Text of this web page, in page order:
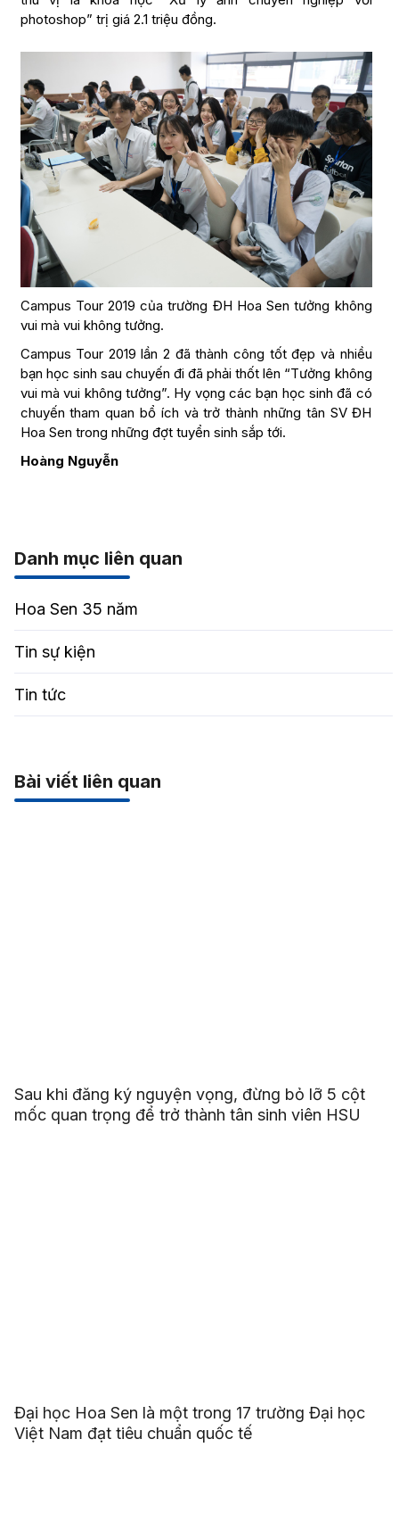
photoshop” trị giá 2.1 triệu đồng.
Campus Tour 2019 của trường ĐH Hoa Sen tưởng không
vui mà vui không tưởng.
Campus Tour 2019 lần 2 đã thành công tốt đẹp và nhiều
bạn học sinh sau chuyến đi đã phải thốt lên “Tưởng không
vui mà vui không tưởng”. Hy vọng các bạn học sinh đã có
chuyến tham quan bổ ích và trở thành những tân SV ĐH
Hoa Sen trong những đợt tuyển sinh sắp tới.
Hoàng Nguyễn
Danh mục liên quan
Hoa Sen 35 năm
Tin sự kiện
Tin tức
Bài viết liên quan
Sau khi đăng ký nguyện vọng, đừng bỏ lỡ 5 cột
mốc quan trọng để trở thành tân sinh viên HSU
Đại học Hoa Sen là một trong 17 trường Đại học
Việt Nam đạt tiêu chuẩn quốc tế